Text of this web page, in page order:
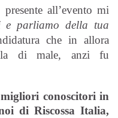
all’evento mi
e parliamo della tua
che in allora
di male, anzi fu
conoscitori in
di Riscossa Italia,